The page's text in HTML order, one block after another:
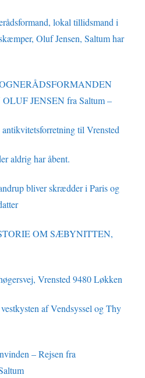
lokal tillidsmand i
Oluf Jensen, Saltum har
JENSEN fra Saltum –
til Vrensted
aldrig har åbent.
bliver skrædder i Paris og
OM SÆBYNITTEN,
Vrensted 9480 Løkken
af Vendsyssel og Thy
– Rejsen fra